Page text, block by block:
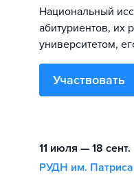
Национальный
абитуриентов, их
университетом,
Участвовать
11 июля — 18 сент.
РУДН им.